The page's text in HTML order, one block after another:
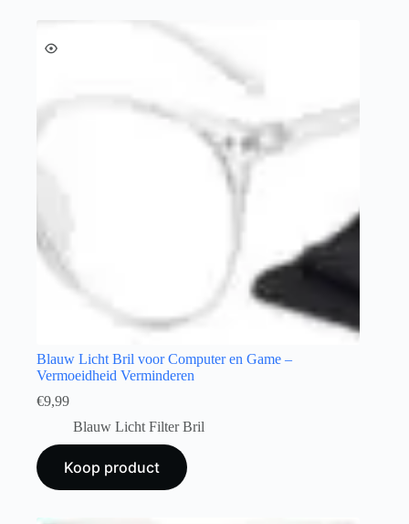
Blauw Licht Bril voor Computer en Game –
Vermoeidheid Verminderen
€9,99
Blauw Licht Filter Bril
Koop product